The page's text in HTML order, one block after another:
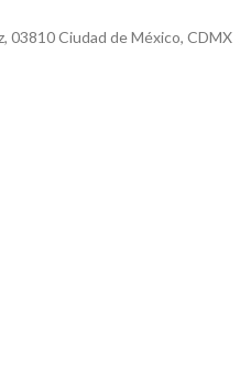
03810 Ciudad de México, CDMX